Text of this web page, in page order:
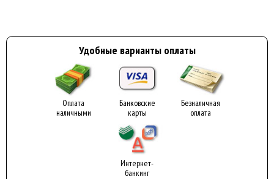
Удобные варианты оплаты
Оплата
наличными
Банковские
карты
Безналичная
оплата
Интернет-
банкинг